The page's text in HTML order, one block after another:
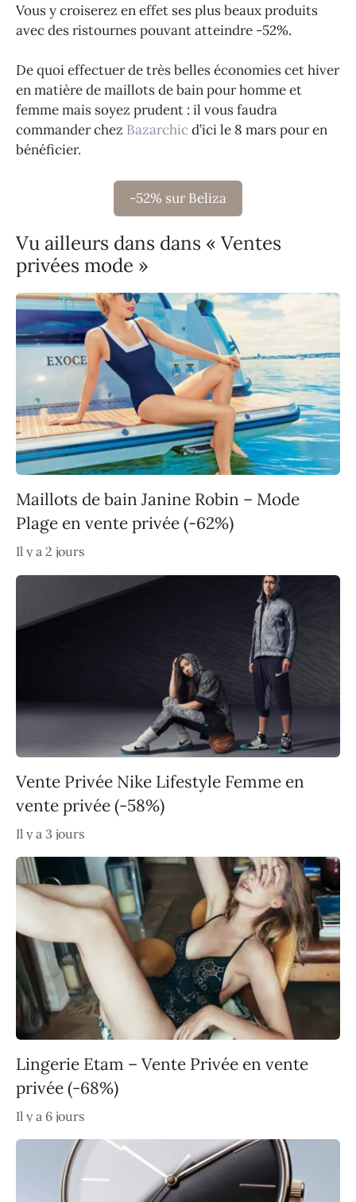
Vous y croiserez en effet ses plus beaux produits
avec des ristournes pouvant atteindre -52%.
De quoi effectuer de très belles économies cet hiver
en matière de maillots de bain pour homme et
femme mais soyez prudent : il vous faudra
commander chez Bazarchicd’ici le 8 mars pour en
bénéficier.
-52% sur Beliza
Vu ailleurs dans dans « Ventes
privées mode »
Maillots de bain Janine Robin – Mode
Plage en vente privée (-62%)
Il y a 2 jours
Vente Privée Nike Lifestyle Femme en
vente privée (-58%)
Il y a 3 jours
Lingerie Etam – Vente Privée en vente
privée (-68%)
Il y a 6 jours